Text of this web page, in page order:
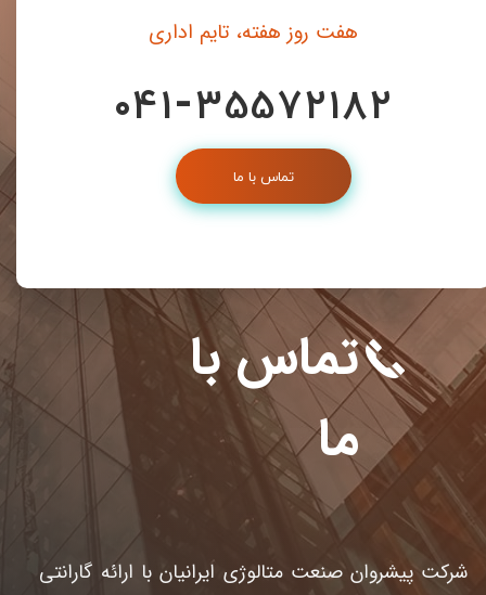
تماس با
ما
شرکت پیشروان صنعت متالوژی ایرانیان با ارائه گارانتی
هفت روز هفته، تایم اداری
۰41-35572182
تماس با ما